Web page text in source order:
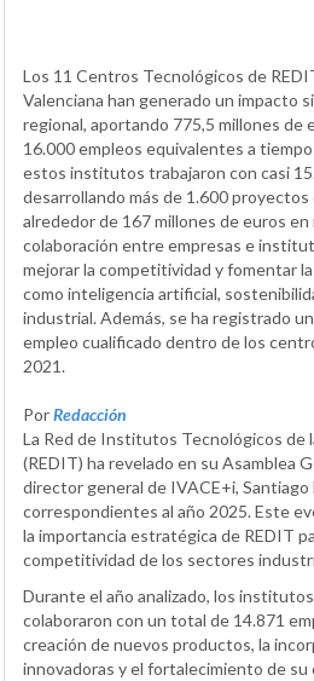
Los 11 Centros Tecnológicos de
Valenciana han generado un impacto
regional, aportando 775,5 millones de
16.000 empleos equivalentes a
estos institutos trabajaron con casi
desarrollando más de 1.600
alrededor de 167 millones de euros en
colaboración entre empresas e
mejorar la competitividad y fomentar
como inteligencia artificial,
industrial. Además, se ha registrado
empleo cualificado dentro de los
2021.
PorRedacción
La Red de Institutos Tecnológicos de
(REDIT) ha revelado en su Asamblea
director general de IVACE+i,
correspondientes al año 2025. Este
la importancia estratégica de REDIT
competitividad de los sectores
Durante el año analizado, los
colaboraron con un total de 14.871
creación de nuevos productos, la
innovadoras y el fortalecimiento de